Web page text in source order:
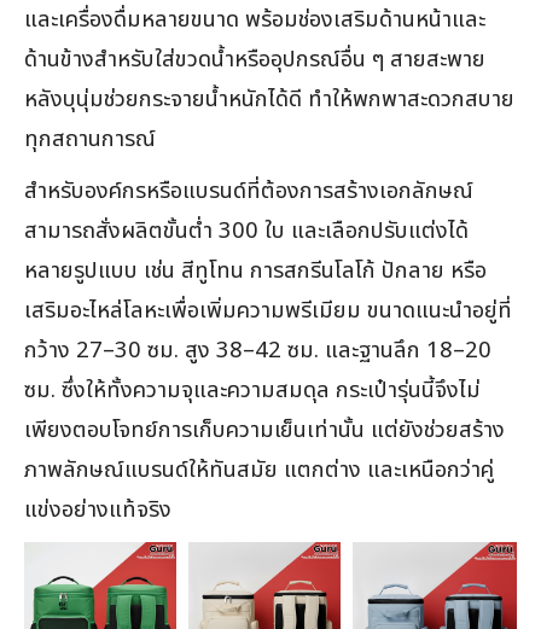
และเครื่องดื่มหลายขนาด พร้อมช่องเสริมด้านหน้าและ
ด้านข้างสำหรับใส่ขวดน้ำหรืออุปกรณ์อื่น ๆ สายสะพาย
หลังบุนุ่มช่วยกระจายน้ำหนักได้ดี ทำให้พกพาสะดวกสบาย
ทุกสถานการณ์
สำหรับองค์กรหรือแบรนด์ที่ต้องการสร้างเอกลักษณ์
สามารถสั่งผลิตขั้นต่ำ 300 ใบ และเลือกปรับแต่งได้
หลายรูปแบบ เช่น สีทูโทน การสกรีนโลโก้ ปักลาย หรือ
เสริมอะไหล่โลหะเพื่อเพิ่มความพรีเมียม ขนาดแนะนำอยู่ที่
กว้าง 27–30 ซม. สูง 38–42 ซม. และฐานลึก 18–20
ซม. ซึ่งให้ทั้งความจุและความสมดุล กระเป๋ารุ่นนี้จึงไม่
เพียงตอบโจทย์การเก็บความเย็นเท่านั้น แต่ยังช่วยสร้าง
ภาพลักษณ์แบรนด์ให้ทันสมัย แตกต่าง และเหนือกว่าคู่
แข่งอย่างแท้จริง